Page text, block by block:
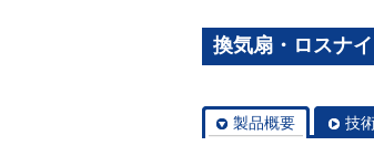
換気扇・ロスナ
製品概要 技